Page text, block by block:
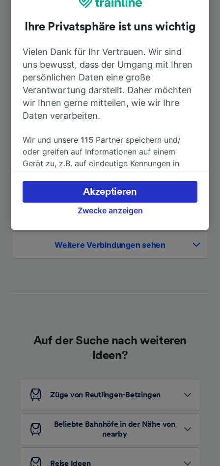
Betzingen
Nach Böblingen
Nach Nürtingen 25min
Nach Herrenberg 1h 5min
Nach Stuttgart Flughafen/Messe
Weitere Verbindungen sehen
Auf der Suche nach weiteren
Ideen?
Züge von Reutlingen-Betzingen
Beliebte Bahnhöfe in der Nähe von
nearby
Reise Ideen
Ihre Privatsphäre ist uns wichtig
Vielen Dank für Ihr Vertrauen. Wir sind
uns bewusst, dass der Umgang mit Ihren
persönlichen Daten eine große
Verantwortung darstellt. Daher möchten
wir Ihnen gerne mitteilen, wie wir Ihre
Daten verarbeiten.
Wir und unsere115 Partner speichern und/
oder greifen auf Informationen auf einem
Gerät zu, z.B. auf eindeutige Kennungen in
verarbeiten. Sie können Ihre Präferenzen
akzeptieren oder verwalten, einschließlich
Ihres Widerspruchsrechts bei berechtigtem
besuchen Sie jederzeit die Seite der
Datenschutzrichtlinie. Diese Präferenzen
werden unseren Partnern signalisiert und
verwendet, wenn Sie uns gebeten haben, Ihr
Folgendes bereitzustellen:
Verwendung genauer Standortdaten.
Endgeräteeigenschaften zur Identifikation
Personalisierte Werbung und Inhalte, Messung
von Werbeleistung und der Performance von
Entwicklung und Verbesserung von
Angeboten.
Liste der Partner (Lieferanten)
Zwecke anzeigen
Akzeptieren